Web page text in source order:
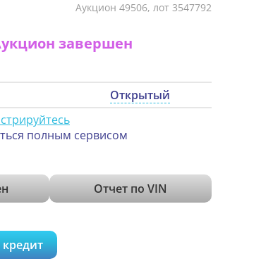
Аукцион 49506, лот 3547792
завершен
Открытый
полным сервисом
Отчет по VIN
кредит